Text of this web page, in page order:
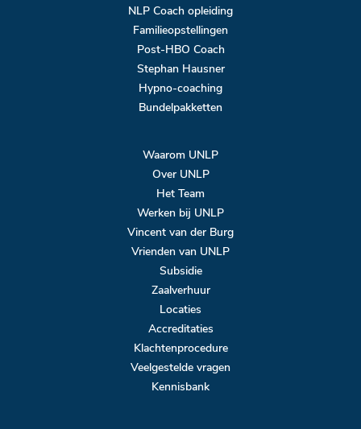
NLP Coach opleiding
Familieopstellingen
Post-HBO Coach
Stephan Hausner
Hypno-coaching
Bundelpakketten
Waarom UNLP
Over UNLP
Het Team
Werken bij UNLP
Vincent van der Burg
Vrienden van UNLP
Subsidie
Zaalverhuur
Locaties
Accreditaties
Klachtenprocedure
Veelgestelde vragen
Kennisbank